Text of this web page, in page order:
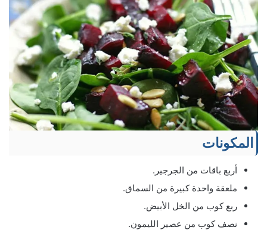
المكونات
أربع باقات من الجرجير.
ملعقة واحدة كبيرة من السماق.
ربع كوب من الخل الأبيض.
نصف كوب من عصير الليمون.